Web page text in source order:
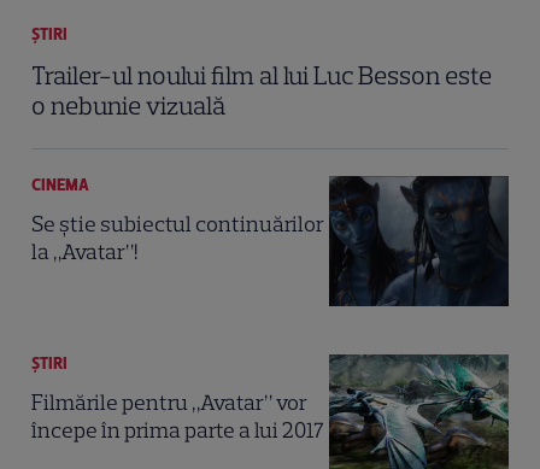
ȘTIRI
Trailer-ul noului film al lui Luc Besson este
o nebunie vizuală
CINEMA
Se ştie subiectul continuărilor
la „Avatar”!
ȘTIRI
Filmările pentru „Avatar” vor
începe în prima parte a lui 2017